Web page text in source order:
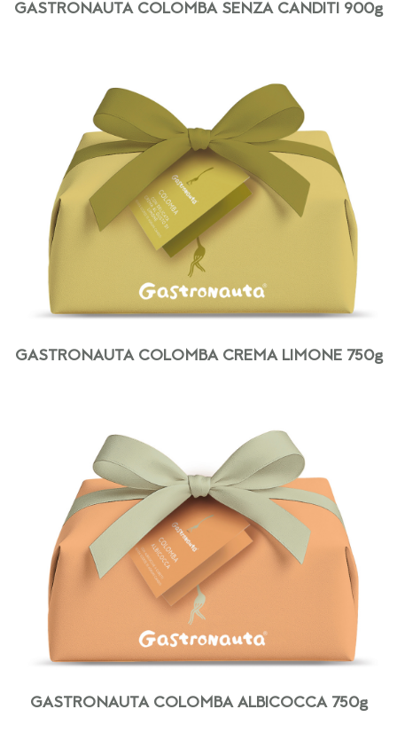
GASTRONAUTA COLOMBA SENZA CANDITI 900g
GASTRONAUTA COLOMBA CREMA LIMONE 750g
GASTRONAUTA COLOMBA ALBICOCCA 750g